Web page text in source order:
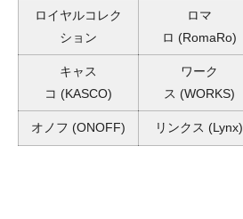
ロイヤルコレク
ション
ロマ
ロ (RomaRo)
キャス
コ (KASCO)
ワーク
ス (WORKS)
オノフ (ONOFF) リンクス (Lynx)